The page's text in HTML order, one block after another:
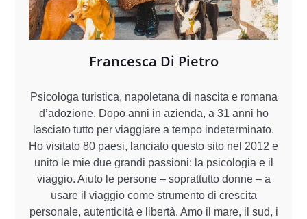
Francesca Di Pietro
Psicologa turistica, napoletana di nascita e romana
d’adozione. Dopo anni in azienda, a 31 anni ho
lasciato tutto per viaggiare a tempo indeterminato.
Ho visitato 80 paesi, lanciato questo sito nel 2012 e
unito le mie due grandi passioni: la psicologia e il
viaggio. Aiuto le persone – soprattutto donne – a
usare il viaggio come strumento di crescita
personale, autenticità e libertà. Amo il mare, il sud, i